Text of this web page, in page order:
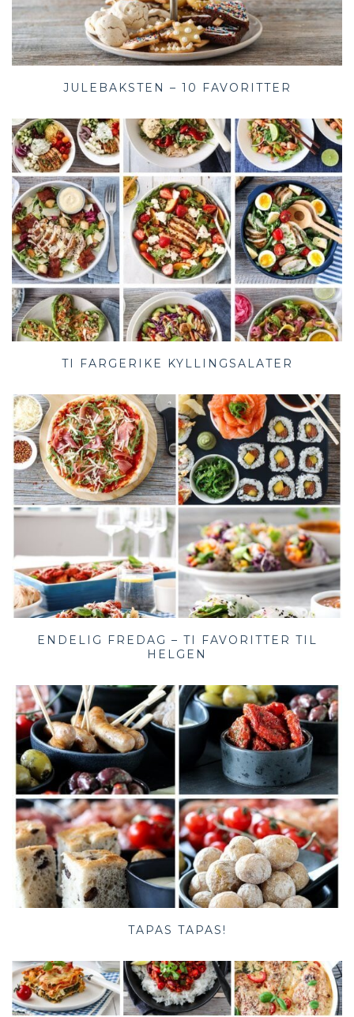
JULEBAKSTEN – 10 FAVORITTER
TI FARGERIKE KYLLINGSALATER
ENDELIG FREDAG – TI FAVORITTER TIL
HELGEN
TAPAS TAPAS!